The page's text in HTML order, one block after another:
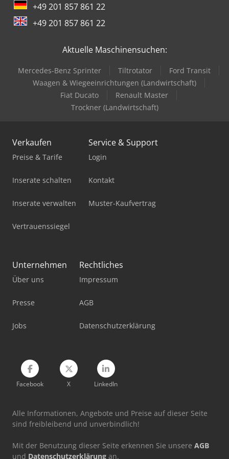
Makino D500
Matsuura H.plus-405
Mazak Multiplex 6200-Ii
Mazak Multiplex 6300-Ii
Okuma Genos L3000-E
Okuma Genos M560-V-E
Okuma Lb2000 Ex Ii
Okuma Ma-400Ha
Okuma Mb-4000H
Okuma Mcr-A5Cii
Okuma Multus U3000
+49 201 857 861 22
+49 201 857 861 22
Aktuelle Maschinensuchen:
Mercedes-Benz Sprinter Tiltrotator
Ford Transit
Waagen & Wiegeeinrichtungen (Landwirtschaft)
Fiat Ducato
Renault Master
Trockner (Landwirtschaft)
Verkaufen
Preise & Tarife
Inserate schalten
Inserate verwalten
Vertrauenssiegel
Service & Support
Login
Kontakt
Muster-Kaufvertrag
Unternehmen
Über uns
Presse
Jobs
Rechtliches
Impressum
AGB
Datenschutzerklärung
Facebook X LinkedIn
Alle Informationen, Angebote und Preise auf dieser Seite
sind freibleibend und unverbindlich!
Mit der Benutzung dieser Seite erkennen Sie unsere AGB
und Datenschutzerklärung an.